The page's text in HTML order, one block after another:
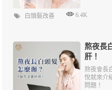
白頭髮改善 6.4K
熬夜長
肝！
熬夜會長
悅就來介
問題！